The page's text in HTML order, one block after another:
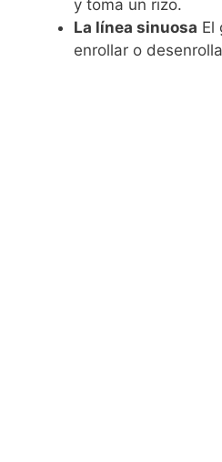
y toma un rizo.
La línea sinuosa El
enrollar o